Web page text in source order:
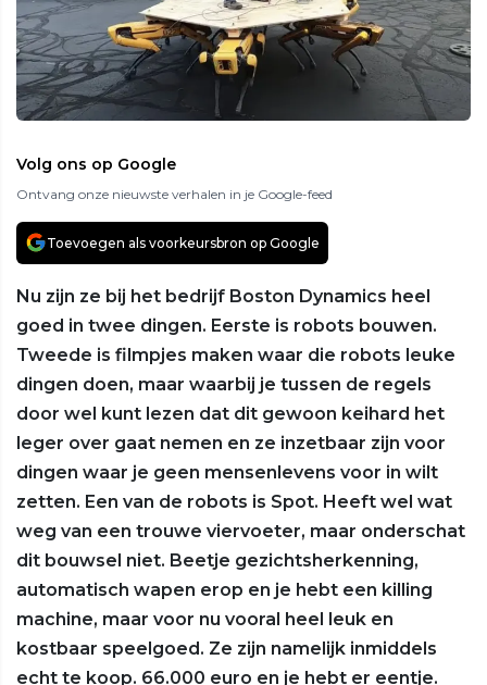
Volg ons op Google
Ontvang onze nieuwste verhalen in je Google-feed
Toevoegen als voorkeursbron op Google
Nu zijn ze bij het bedrijf Boston Dynamics heel
goed in twee dingen. Eerste is robots bouwen.
Tweede is filmpjes maken waar die robots leuke
dingen doen, maar waarbij je tussen de regels
door wel kunt lezen dat dit gewoon keihard het
leger over gaat nemen en ze inzetbaar zijn voor
dingen waar je geen mensenlevens voor in wilt
zetten. Een van de robots is Spot. Heeft wel wat
weg van een trouwe viervoeter, maar onderschat
dit bouwsel niet. Beetje gezichtsherkenning,
automatisch wapen erop en je hebt een killing
machine, maar voor nu vooral heel leuk en
kostbaar speelgoed. Ze zijn namelijk inmiddels
echt te koop. 66.000 euro en je hebt er eentje.